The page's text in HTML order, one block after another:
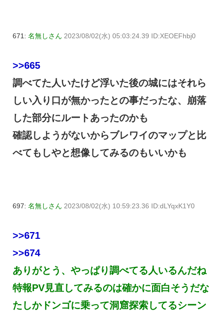
671: 名無しさん 2023/08/02(水) 05:03:24.39 ID:XEOEFhbj0
>>665
調べてた人いたけど浮いた後の城にはそれら
しい入り口が無かったとの事だったな、崩落
した部分にルートあったのかも
確認しようがないからブレワイのマップと比
べてもしやと想像してみるのもいいかも
697: 名無しさん 2023/08/02(水) 10:59:23.36 ID:dLYqxK1Y0
>>671
>>674
ありがとう、やっぱり調べてる人いるんだね
特報PV見直してみるのは確かに面白そうだな
たしかドンゴに乗って洞窟探索してるシーン